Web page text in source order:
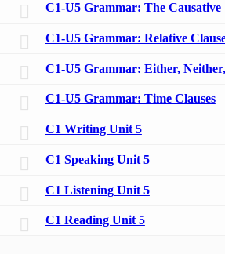
C1-U5 Grammar: The Causative
C1-U5 Grammar: Relative
C1-U5 Grammar: Either,
C1-U5 Grammar: Time Clauses
C1 Writing Unit 5
C1 Speaking Unit 5
C1 Listening Unit 5
C1 Reading Unit 5